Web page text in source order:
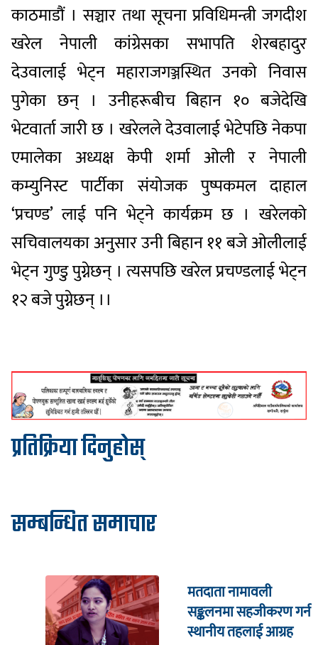
काठमाडौं । सञ्चार तथा सूचना प्रविधिमन्त्री जगदीश
खरेल नेपाली कांग्रेसका सभापति शेरबहादुर
देउवालाई भेट्न महाराजगञ्जस्थित उनको निवास
पुगेका छन् । उनीहरूबीच बिहान १० बजेदेखि
भेटवार्ता जारी छ । खरेलले देउवालाई भेटेपछि नेकपा
एमालेका अध्यक्ष केपी शर्मा ओली र नेपाली
कम्युनिस्ट पार्टीका संयोजक पुष्पकमल दाहाल
‘प्रचण्ड’ लाई पनि भेट्ने कार्यक्रम छ । खरेलको
सचिवालयका अनुसार उनी बिहान ११ बजे ओलीलाई
भेट्न गुण्डु पुग्नेछन् । त्यसपछि खरेल प्रचण्डलाई भेट्न
१२ बजे पुग्नेछन् ।।
प्रतिक्रिया दिनुहोस्
सम्बन्धित समाचार
मतदाता नामावली
सङ्कलनमा सहजीकरण गर्न
स्थानीय तहलाई आग्रह